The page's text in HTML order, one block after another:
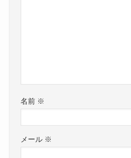
名前 ※
メール ※